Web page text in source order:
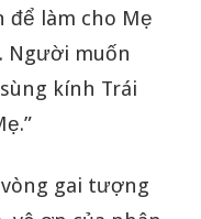
để làm cho Mẹ
Người muốn
kính Trái
gai tượng